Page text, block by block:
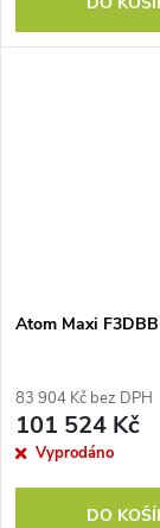
Atom Maxi F3DBB
83 904 Kč bez DPH
101 524 Kč
Vyprodáno
DO